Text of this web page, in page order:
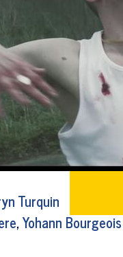
Turquin
,Yohann Bourgeois